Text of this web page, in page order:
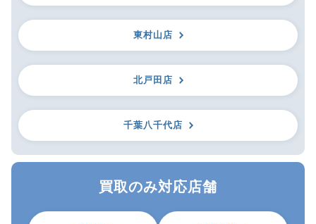
東村山店
北戸田店
千葉八千代店
買取のみ対応店舗